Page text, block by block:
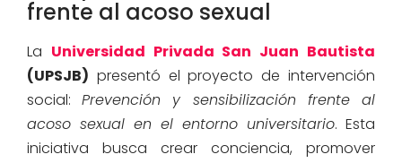
frente al acoso sexual
La Universidad Privada San Juan Bautista
(UPSJB) presentó el proyecto de intervención
social:Prevención y sensibilización frente al
acoso sexual en el entorno universitario. Esta
iniciativa busca crear conciencia, promover